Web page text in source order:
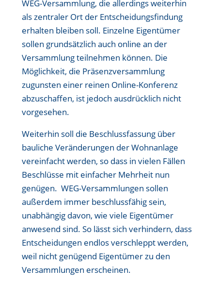
WEG-Versammlung, die allerdings weiterhin
als zentraler Ort der Entscheidungsfindung
erhalten bleiben soll. Einzelne Eigentümer
sollen grundsätzlich auch online an der
Versammlung teilnehmen können. Die
Möglichkeit, die Präsenzversammlung
zugunsten einer reinen Online-Konferenz
abzuschaffen, ist jedoch ausdrücklich nicht
vorgesehen.
Weiterhin soll die Beschlussfassung über
bauliche Veränderungen der Wohnanlage
vereinfacht werden, so dass in vielen Fällen
Beschlüsse mit einfacher Mehrheit nun
genügen. WEG-Versammlungen sollen
außerdem immer beschlussfähig sein,
unabhängig davon, wie viele Eigentümer
anwesend sind. So lässt sich verhindern, dass
Entscheidungen endlos verschleppt werden,
weil nicht genügend Eigentümer zu den
Versammlungen erscheinen.